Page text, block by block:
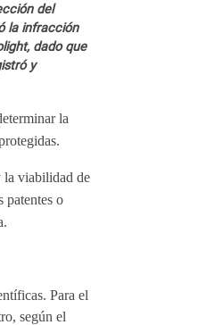
del
la infracción
dado que
y
la
la viabilidad de
patentes o
Para el
según el